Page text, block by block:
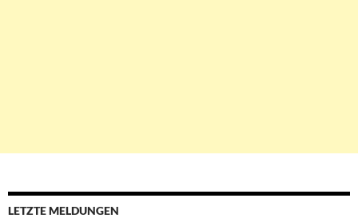
LETZTE MELDUNGEN